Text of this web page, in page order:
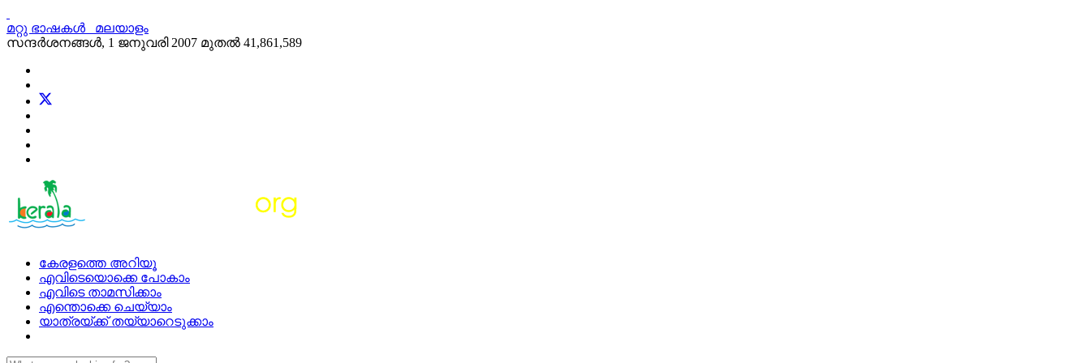
മറ്റു ഭാഷകള്‍
മലയാളം
സന്ദര്‍ശനങ്ങള്‍, 1 ജനുവരി 2007 മുതല്‍ 41,861,589
കേരളത്തെ അറിയൂ
എവിടെയൊക്കെ പോകാം
എവിടെ താമസിക്കാം
എന്തൊക്കെ ചെയ്യാം
യാത്രയ്ക്ക് തയ്യാറെടുക്കാം